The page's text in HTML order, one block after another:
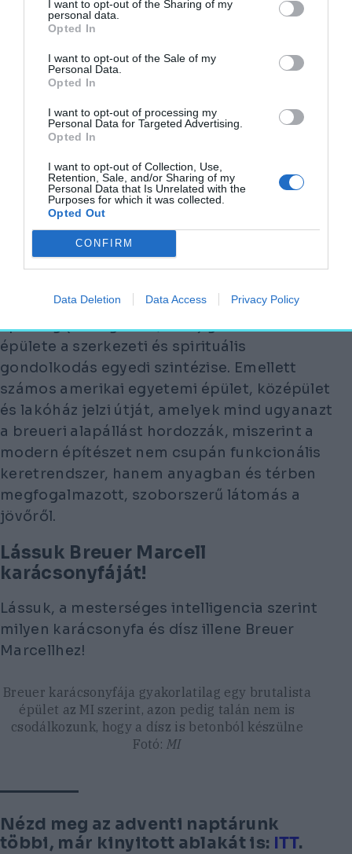
I want to opt-out of the Sharing of my
personal data.
Opted In
I want to opt-out of the Sale of my
Personal Data.
Opted In
I want to opt-out of processing my
Personal Data for Targeted Advertising.
Opted In
I want to opt-out of Collection, Use,
Retention, Sale, and/or Sharing of my
Personal Data that Is Unrelated with the
Purposes for which it was collected.
Opted Out
CONFIRM
Data Deletion Data Access Privacy Policy
egy tekintélyt parancsoló súlyosság,
monumentalitás, amely egyfajta tartósságot,
A Whitney Múzeum épülete és a Szent János
Apátság
Fotó:Wikipédia
Whitney Museum of American Art egykori
épülete New Yorkban, amely ferde
homlokzatával és monumentális
betonplasztikájával a városi brutalizmus
egyik ikonja. A UNESCO párizsi székháza
elegáns modernizmusa, míg a Szent János-
apátság (Collegeville, USA) grandiózus beton
épülete a szerkezeti és spirituális
gondolkodás egyedi szintézise. Emellett
számos amerikai egyetemi épület, középület
és lakóház jelzi útját, amelyek mind ugyanazt
a breueri alapállást hordozzák, miszerint a
modern építészet nem csupán funkcionális
keretrendszer, hanem anyagban és térben
megfogalmazott, szoborszerű látomás a
jövőről.
Lássuk Breuer Marcell
karácsonyfáját!
Lássuk, a mesterséges intelligencia szerint
milyen karácsonyfa és dísz illene Breuer
Marcellhez!
Breuer karácsonyfája gyakorlatilag egy brutalista
épület az MI szerint, azon pedig talán nem is
csodálkozunk, hogy a dísz is betonból készülne
Fotó: MI
Nézd meg az adventi naptárunk
többi, már kinyitott ablakát is: ITT.